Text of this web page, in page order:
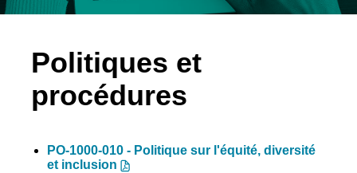
Politiques et
procédures
PO-1000-010 - Politique sur l'équité, diversité
et inclusion